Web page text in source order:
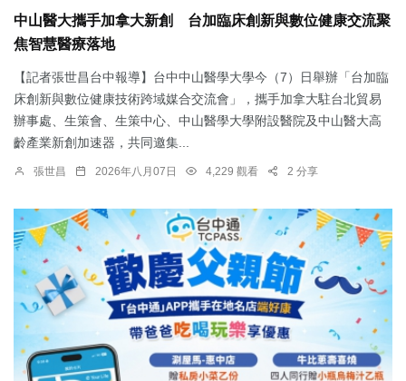
中山醫大攜手加拿大新創 台加臨床創新與數位健康交流聚
焦智慧醫療落地
【記者張世昌台中報導】台中中山醫學大學今（7）日舉辦「台加臨
床創新與數位健康技術跨域媒合交流會」，攜手加拿大駐台北貿易
辦事處、生策會、生策中心、中山醫學大學附設醫院及中山醫大高
齡產業新創加速器，共同邀集...
張世昌 2026年八月07日 4,229 觀看 2 分享